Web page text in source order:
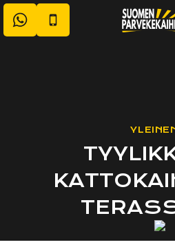
Siirry
sisältöön